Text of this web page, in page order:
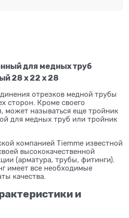
для медных труб
28 х 22 х 28
отрезков медной трубы
сторон. Кроме своего
может называться еще тройник
для медных труб или тройник
компанией Tiemme известной
высококачественной
(арматура, трубы, фитинги).
имеет все необходимые
качества.
и